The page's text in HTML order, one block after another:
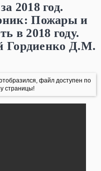
2018 год.
Пожары и
в 2018 году.
Гордиенко Д.М.
файл доступен по
страницы!